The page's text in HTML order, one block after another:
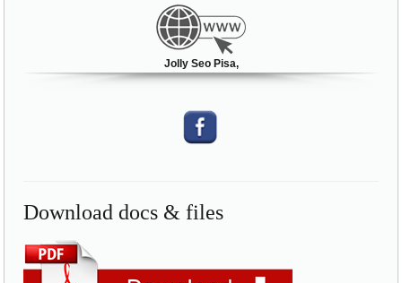
Jolly Seo Pisa,
Download docs & files